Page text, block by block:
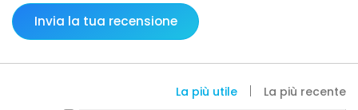
Invia la tua recensione
La più utile
La più recente